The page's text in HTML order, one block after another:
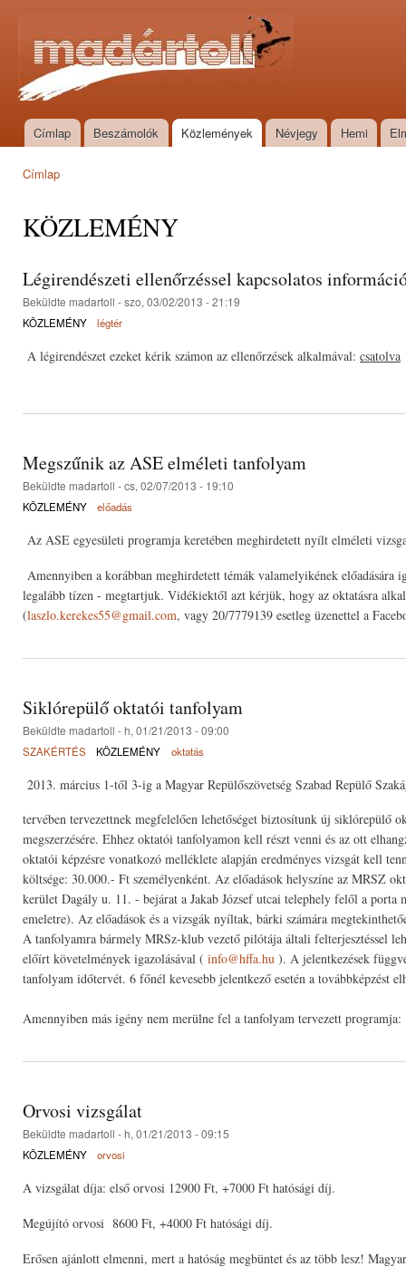
Madártoll
Főmenü
Címlap Beszámolók Közlemények Névjegy Hemi
Címlap
KÖZLEMÉNY
Légirendészeti ellenőrzéssel kapcsolatos
Beküldte madartoll - szo, 03/02/2013 - 21:19
KÖZLEMÉNY légtér
A légirendészet ezeket kérik számon az ellenőrzések alkalmával: csatolva
Megszűnik az ASE elméleti tanfolyam
Beküldte madartoll - cs, 02/07/2013 - 19:10
KÖZLEMÉNY előadás
Az ASE egyesületi programja keretében meghirdetett nyílt elméleti
Amennyiben a korábban meghirdetett témák valamelyikének előadására
legalább tízen - megtartjuk. Vidékiektől azt kérjük, hogy az oktatásra
(laszlo.kerekes55@gmail.com, vagy 20/7779139 esetleg üzenettel a
Siklórepülő oktatói tanfolyam
Beküldte madartoll - h, 01/21/2013 - 09:00
SZAKÉRTÉS KÖZLEMÉNY oktatás
2013. március 1-től 3-ig a Magyar Repülőszövetség Szabad Repülő
tervében tervezettnek megfelelően lehetőséget biztosítunk új siklórepülő
megszerzésére. Ehhez oktatói tanfolyamon kell részt venni és az ott
oktatói képzésre vonatkozó melléklete alapján eredményes vizsgát kell
költsége: 30.000.- Ft személyenként. Az előadások helyszíne az MRSZ
kerület Dagály u. 11. - bejárat a Jakab József utcai telephely felől a porta
emeletre). Az előadások és a vizsgák nyíltak, bárki számára
A tanfolyamra bármely MRSz-klub vezető pilótája általi felterjesztéssel
előírt követelmények igazolásával ( info@hffa.hu ). A jelentkezések
tanfolyam időtervét. 6 főnél kevesebb jelentkező esetén a továbbképzést
Amennyiben más igény nem merülne fel a tanfolyam tervezett programja:
Orvosi vizsgálat
Beküldte madartoll - h, 01/21/2013 - 09:15
KÖZLEMÉNY orvosi
A vizsgálat díja: első orvosi 12900 Ft, +7000 Ft hatósági díj.
Megújító orvosi 8600 Ft, +4000 Ft hatósági díj.
Erősen ajánlott elmenni, mert a hatóság megbüntet és az több lesz!